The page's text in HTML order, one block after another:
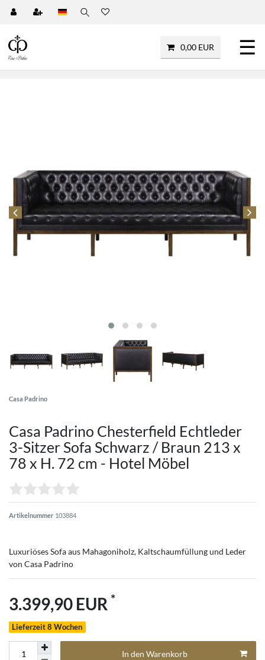
0,00 EUR ☰
Casa Padrino
Casa Padrino Chesterfield Echtleder
3-Sitzer Sofa Schwarz / Braun 213 x
78 x H. 72 cm - Hotel Möbel
Artikelnummer 103884
Luxuriöses Sofa aus Mahagoniholz, Kaltschaumfüllung und Leder
von Casa Padrino
3.399,90 EUR *
Lieferzeit 8 Wochen
In den Warenkorb